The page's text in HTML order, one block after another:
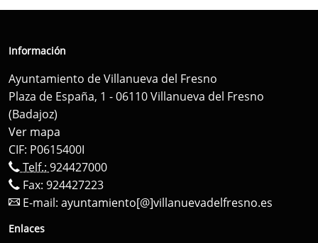
Información
Ayuntamiento de Villanueva del Fresno
Plaza de España, 1 - 06110 Villanueva del Fresno
(Badajoz)
Ver mapa
CIF: P0615400I
Telf.: 924427000
Fax: 924427223
E-mail: ayuntamiento[@]villanuevadelfresno.es
Enlaces